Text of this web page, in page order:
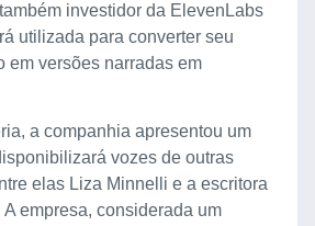
investidor da ElevenLabs
utilizada para converter seu
em versões narradas em
a companhia apresentou um
vozes de outras
elas Liza Minnelli e a escritora
A empresa, considerada um